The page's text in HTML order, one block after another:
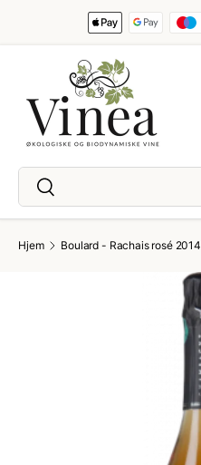
Spring til indhold
Søg
Søg
Hjem Boulard - Rachais rosé 2014